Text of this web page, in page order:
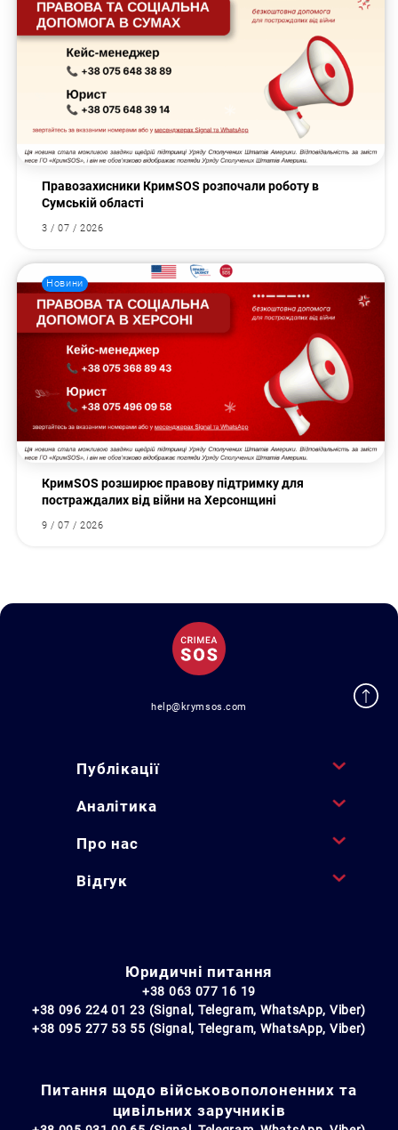
Правозахисники КримSOS розпочали роботу в
Сумській області
3 / 07 / 2026
Новини
КримSOS розширює правову підтримку для
постраждалих від війни на Херсонщині
9 / 07 / 2026
help@krymsos.com
Публікації
Аналітика
Про нас
Відгук
Юридичні питання
+38 063 077 16 19
+38 096 224 01 23 (Signal, Telegram, WhatsApp, Viber)
+38 095 277 53 55 (Signal, Telegram, WhatsApp, Viber)
Питання щодо військовополоненних та
цивільних заручників